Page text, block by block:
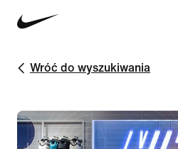
Wróć do wyszukiwania